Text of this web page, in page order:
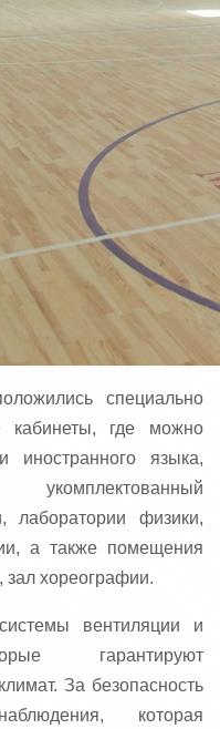
специально
кабинеты, где можно
иностранного языка,
лаборатории физики,
а также помещения
зал хореографии.
вентиляции и
гарантируют
За безопасность
которая